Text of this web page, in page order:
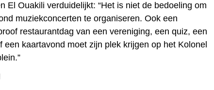
El Ouakili verduidelijkt: “Het is niet de bedoeling om
muziekconcerten te organiseren. Ook een
restaurantdag van een vereniging, een quiz, een
een kaartavond moet zijn plek krijgen op het Kolonel